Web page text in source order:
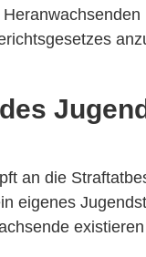
an die
eigenes